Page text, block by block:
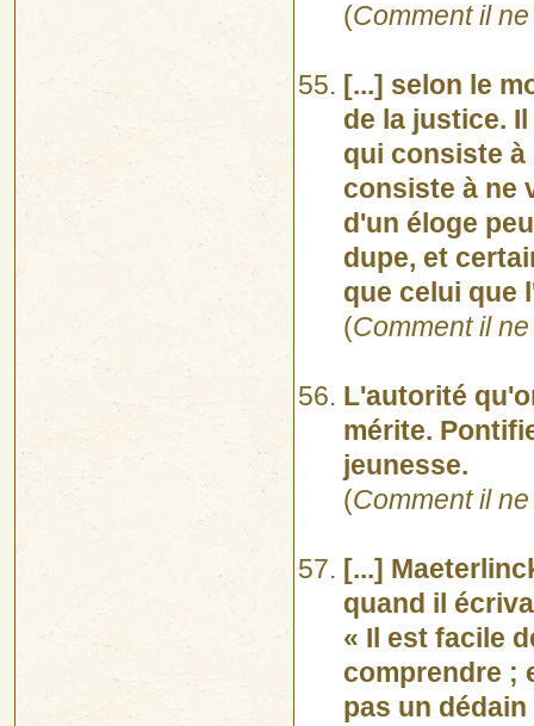
(Comment il
[...] selon le
de la justice.
qui consiste
consiste à ne
d'un éloge
dupe, et
que celui que
(Comment il
L'autorité
mérite.
jeunesse.
(Comment il
[...]
quand il
« Il est facile
comprendre ;
pas un